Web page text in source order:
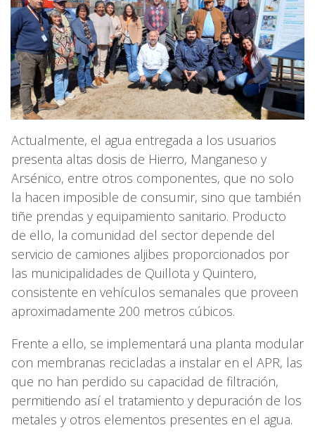
Actualmente, el agua entregada a los usuarios
presenta altas dosis de Hierro, Manganeso y
Arsénico, entre otros componentes, que no solo
la hacen imposible de consumir, sino que también
tiñe prendas y equipamiento sanitario. Producto
de ello, la comunidad del sector depende del
servicio de camiones aljibes proporcionados por
las municipalidades de Quillota y Quintero,
consistente en vehículos semanales que proveen
aproximadamente 200 metros cúbicos.
Frente a ello, se implementará una planta modular
con membranas recicladas a instalar en el APR, las
que no han perdido su capacidad de filtración,
permitiendo así el tratamiento y depuración de los
metales y otros elementos presentes en el agua.